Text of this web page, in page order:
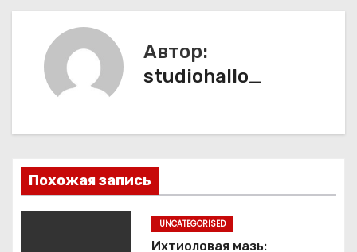
ц
з
а
Автор:
studiohallo_
Похожая запись
UNCATEGORISED
Ихтиоловая мазь: